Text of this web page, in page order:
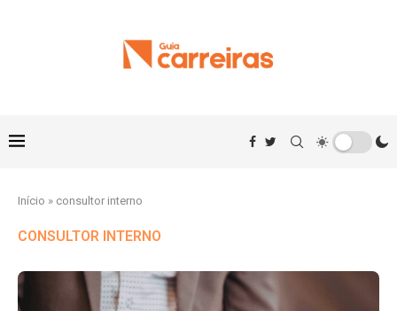
Início » consultor interno
CONSULTOR INTERNO